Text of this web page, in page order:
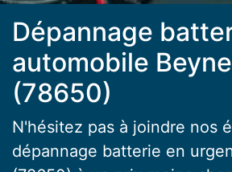
Dépannage
automobile
(78650)
N'hésitez pas à joindre nos
dépannage batterie en